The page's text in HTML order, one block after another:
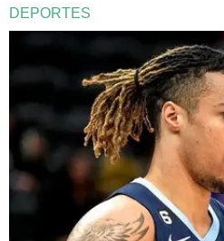
DEPORTES